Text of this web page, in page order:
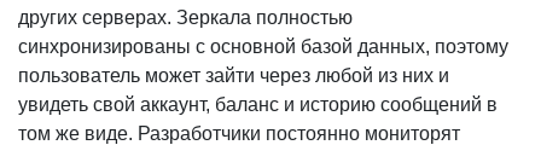
других серверах. Зеркала полностью
синхронизированы с основной базой данных, поэтому
пользователь может зайти через любой из них и
увидеть свой аккаунт, баланс и историю сообщений в
том же виде. Разработчики постоянно мониторят